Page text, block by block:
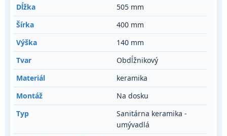
Dĺžka
505 mm
Šírka
400 mm
Výška
140 mm
Tvar
Obdĺžnikový
Materiál
keramika
Montáž
Na dosku
Typ
Sanitárna keramika -
umývadlá